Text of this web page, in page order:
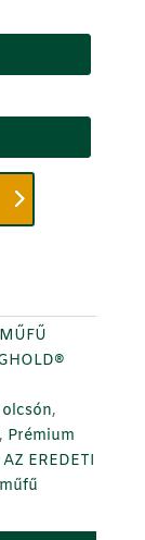
MŰFŰ
,
Prémium
EREDETI